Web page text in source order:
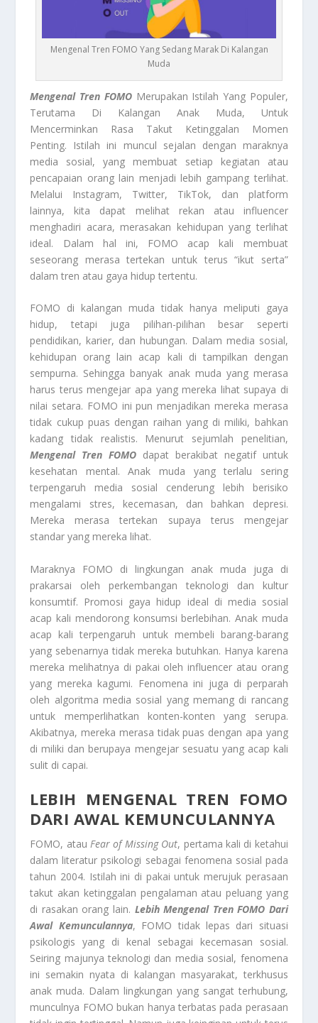
Mengenal Tren FOMO Yang Sedang Marak Di Kalangan
Muda
Mengenal Tren FOMOMerupakan Istilah Yang Populer,
Terutama Di Kalangan Anak Muda, Untuk
Mencerminkan Rasa Takut Ketinggalan Momen
Penting. Istilah ini muncul sejalan dengan maraknya
media sosial, yang membuat setiap kegiatan atau
pencapaian orang lain menjadi lebih gampang terlihat.
Melalui Instagram, Twitter, TikTok, dan platform
lainnya, kita dapat melihat rekan atau influencer
menghadiri acara, merasakan kehidupan yang terlihat
ideal. Dalam hal ini, FOMO acap kali membuat
seseorang merasa tertekan untuk terus “ikut serta”
dalam tren atau gaya hidup tertentu.
FOMO di kalangan muda tidak hanya meliputi gaya
hidup, tetapi juga pilihan-pilihan besar seperti
pendidikan, karier, dan hubungan. Dalam media sosial,
kehidupan orang lain acap kali di tampilkan dengan
sempurna. Sehingga banyak anak muda yang merasa
harus terus mengejar apa yang mereka lihat supaya di
nilai setara. FOMO ini pun menjadikan mereka merasa
tidak cukup puas dengan raihan yang di miliki, bahkan
kadang tidak realistis. Menurut sejumlah penelitian,
Mengenal Tren FOMO dapat berakibat negatif untuk
kesehatan mental. Anak muda yang terlalu sering
terpengaruh media sosial cenderung lebih berisiko
mengalami stres, kecemasan, dan bahkan depresi.
Mereka merasa tertekan supaya terus mengejar
standar yang mereka lihat.
Maraknya FOMO di lingkungan anak muda juga di
prakarsai oleh perkembangan teknologi dan kultur
konsumtif. Promosi gaya hidup ideal di media sosial
acap kali mendorong konsumsi berlebihan. Anak muda
acap kali terpengaruh untuk membeli barang-barang
yang sebenarnya tidak mereka butuhkan. Hanya karena
mereka melihatnya di pakai oleh influencer atau orang
yang mereka kagumi. Fenomena ini juga di perparah
oleh algoritma media sosial yang memang di rancang
untuk memperlihatkan konten-konten yang serupa.
Akibatnya, mereka merasa tidak puas dengan apa yang
di miliki dan berupaya mengejar sesuatu yang acap kali
sulit di capai.
LEBIH MENGENAL TREN FOMO
DARI AWAL KEMUNCULANNYA
FOMO, atauFear of Missing Out, pertama kali di ketahui
dalam literatur psikologi sebagai fenomena sosial pada
tahun 2004. Istilah ini di pakai untuk merujuk perasaan
takut akan ketinggalan pengalaman atau peluang yang
di rasakan orang lain. Lebih Mengenal Tren FOMO Dari
Awal Kemunculannya, FOMO tidak lepas dari situasi
psikologis yang di kenal sebagai kecemasan sosial.
Seiring majunya teknologi dan media sosial, fenomena
ini semakin nyata di kalangan masyarakat, terkhusus
anak muda. Dalam lingkungan yang sangat terhubung,
munculnya FOMO bukan hanya terbatas pada perasaan